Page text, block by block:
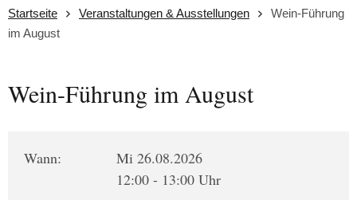
Startseite Veranstaltungen & Ausstellungen
Wein-Führung
im August
Wein-Führung im August
Wann:
Mi 26.08.2026
12:00 - 13:00 Uhr